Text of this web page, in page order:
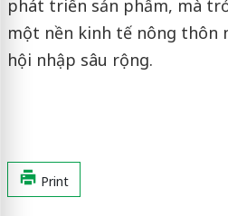
phát triển sản phẩm, mà
một nền kinh tế nông thôn
hội nhập sâu rộng.
Print